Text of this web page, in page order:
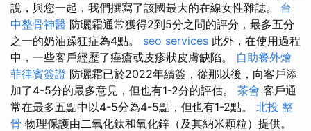
說，與您一起，我們撰寫了該國最大的在線女性雜誌。 台
中整骨神醫 防曬霜通常獲得2到5分之間的評分，最多五分
之一的奶油躁狂症為4點。 seo services 此外，在使用過程
中，一些客戶經歷了痤瘡或皮疹狀皮膚缺陷。 自助餐外燴
菲律賓簽證 防曬霜已於2022年續簽，從那以後，向客戶添
加了4-5分的最多意見，但也有1-2分的評估。 茶會 客戶通
常在最多五點中以4-5分為4-5點，但也有1-2點。 北投 整
骨 物理保護由二氧化鈦和氧化鋅（及其納米顆粒）提供。